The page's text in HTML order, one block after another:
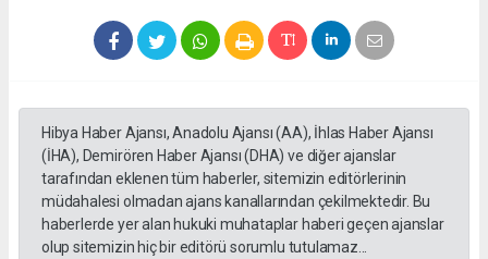
Hibya Haber Ajansı, Anadolu Ajansı (AA), İhlas Haber Ajansı
(İHA), Demirören Haber Ajansı (DHA) ve diğer ajanslar
tarafından eklenen tüm haberler, sitemizin editörlerinin
müdahalesi olmadan ajans kanallarından çekilmektedir. Bu
haberlerde yer alan hukuki muhataplar haberi geçen ajanslar
olup sitemizin hiç bir editörü sorumlu tutulamaz...